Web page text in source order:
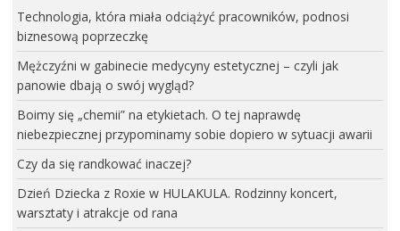
Technologia, która miała odciążyć pracowników, podnosi
biznesową poprzeczkę
Mężczyźni w gabinecie medycyny estetycznej – czyli jak
panowie dbają o swój wygląd?
Boimy się „chemii” na etykietach. O tej naprawdę
niebezpiecznej przypominamy sobie dopiero w sytuacji awarii
Czy da się randkować inaczej?
Dzień Dziecka z Roxie w HULAKULA. Rodzinny koncert,
warsztaty i atrakcje od rana